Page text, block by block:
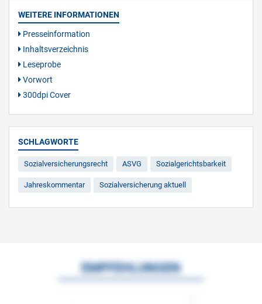
WEITERE INFORMATIONEN
Presseinformation
Inhaltsverzeichnis
Leseprobe
Vorwort
300dpi Cover
SCHLAGWORTE
Sozialversicherungsrecht ASVG Sozialgerichtsbarkeit
Jahreskommentar Sozialversicherung aktuell
EMPFEHLUNGEN